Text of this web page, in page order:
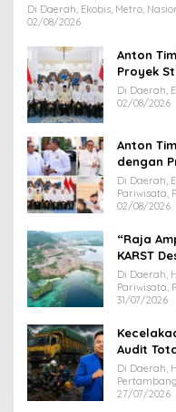
Di Daerah, Ekobis, Metro,
02/08/2026
Anton
Proyek
Di Daerah,
02/08/2026
Anton
dengan
Majukan
Di Daerah,
Pariwisata,
02/08/2026
“Raja
KARST
Dispar
Di Daerah,
Pariwisata,
31/07/2026
Audit
Di Daerah,
27/07/2026